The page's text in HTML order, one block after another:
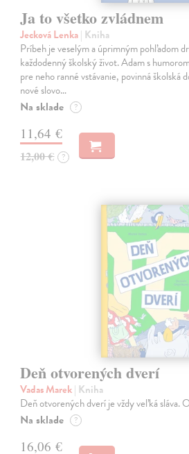
Ja to všetko zvládnem
Jecková Lenka| Kniha
Príbeh je veselým a úprimným pohľadom
každodenný školský život. Adam s
pre neho ranné vstávanie, povinná školská
nové slovo…
Na sklade ?
11,64 €
12,00 € ?
Deň otvorených dverí
Vadas Marek| Kniha
Deň otvorených dverí je vždy veľká sláva.
Na sklade ?
16,06 €